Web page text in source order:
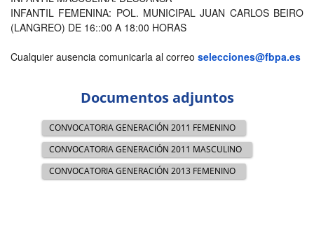
INFANTIL FEMENINA: POL. MUNICIPAL JUAN CARLOS BEIRO
(LANGREO) DE 16::00 A 18:00 HORAS
Cualquier ausencia comunicarla al correo selecciones@fbpa.es
Documentos adjuntos
CONVOCATORIA GENERACIÓN 2011 FEMENINO
CONVOCATORIA GENERACIÓN 2011 MASCULINO
CONVOCATORIA GENERACIÓN 2013 FEMENINO